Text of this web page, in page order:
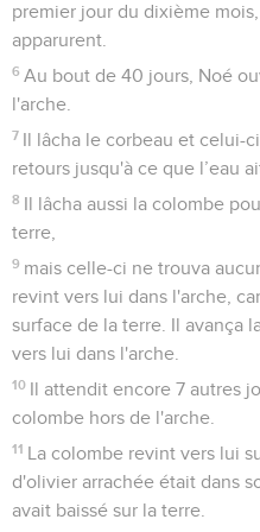
premier jour du dixième
apparurent.
6 Au bout de 40 jours, Noé
l'arche.
7 Il lâcha le corbeau et celui-
retours jusqu'à ce que l’eau
8 Il lâcha aussi la colombe
terre,
9 mais celle-ci ne trouva
revint vers lui dans l'arche,
surface de la terre. Il avança
vers lui dans l'arche.
10 Il attendit encore 7 autres
colombe hors de l'arche.
11 La colombe revint vers lui
d'olivier arrachée était dans
avait baissé sur la terre.